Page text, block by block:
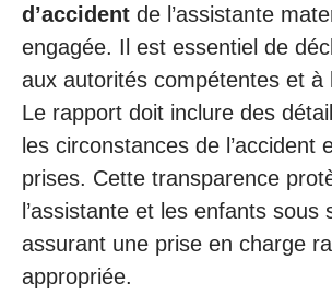
d’accident de l’assistante
engagée. Il est essentiel de
aux autorités compétentes et à
Le rapport doit inclure des
les circonstances de l’accident
prises. Cette transparence
l’assistante et les enfants sous
assurant une prise en charge
appropriée.